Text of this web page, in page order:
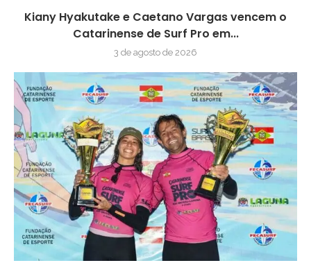
Kiany Hyakutake e Caetano Vargas vencem o
Catarinense de Surf Pro em...
3 de agosto de 2026